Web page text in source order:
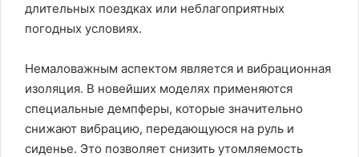
длительных поездках или неблагоприятных
погодных условиях.
Немаловажным аспектом является и вибрационная
изоляция. В новейших моделях применяются
специальные демпферы, которые значительно
снижают вибрацию, передающуюся на руль и
сиденье. Это позволяет снизить утомляемость